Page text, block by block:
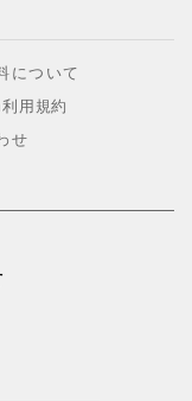
について
用規約
せ